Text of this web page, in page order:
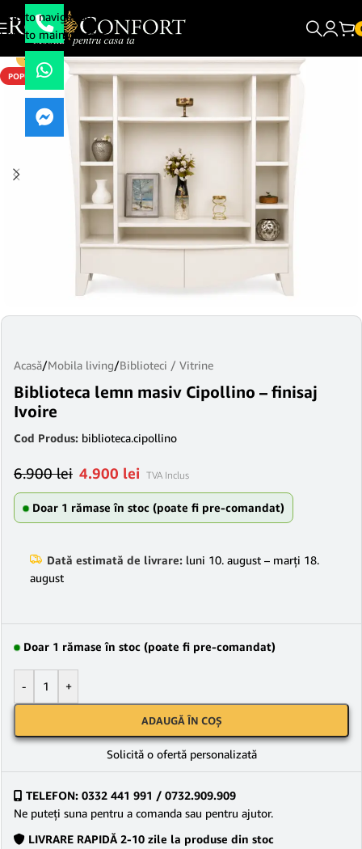
Skip to navigation
Skip to main content
-29%
POPULAR
Acasă/Mobila living/Biblioteci / Vitrine
Biblioteca lemn masiv Cipollino – finisaj
Ivoire
Cod Produs: biblioteca.cipollino
6.900lei 4.900 lei TVA Inclus
Doar 1 rămase în stoc (poate fi pre-comandat)
Dată estimată de livrare: luni 10. august – marți 18.
august
Doar 1 rămase în stoc (poate fi pre-comandat)
- +
ADAUGĂ ÎN COȘ
Solicită o ofertă personalizată
TELEFON: 0332 441 991 / 0732.909.909
Ne puteţi suna pentru a comanda sau pentru ajutor.
LIVRARE RAPIDĂ 2-10 zile la produse din stoc